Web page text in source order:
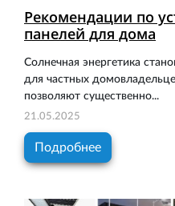
Рекомендации по
панелей для дома
Солнечная энергетика
для частных
позволяют существенно...
21.05.2025
Подробнее